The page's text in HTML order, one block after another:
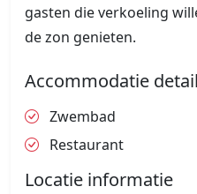
gasten die verkoeling
de zon genieten.
Accommodatie
Zwembad
Restaurant
Locatie informatie